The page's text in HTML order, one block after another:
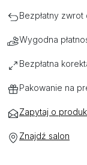
Bezpłatny zwrot
Wygodna
Bezpłatna
Pakowanie na
Zapytaj o
Znajdź salon